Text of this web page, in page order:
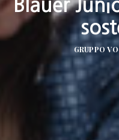
Blauer
GRUPPO